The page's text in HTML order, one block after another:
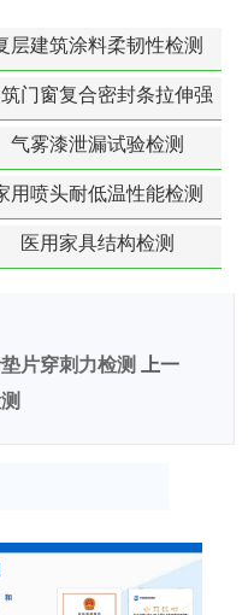
层建筑涂料柔韧性检测
门窗复合密封条拉伸强
度-硬质塑料材料检测
气雾漆泄漏试验检测
用喷头耐低温性能检测
医用家具结构检测
片穿刺力检测
上一